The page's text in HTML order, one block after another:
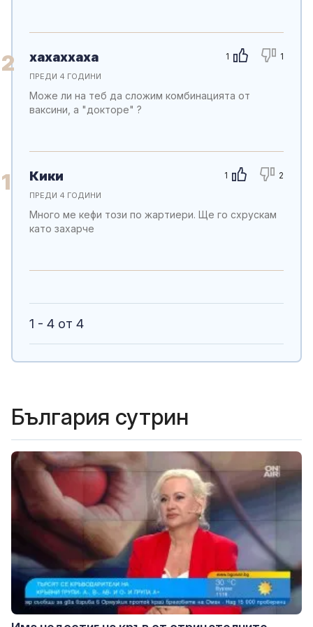
2 1 1
хахаххаха
ПРЕДИ 4 ГОДИНИ
Може ли на теб да сложим комбинацията от
ваксини, а "докторе" ?
1 1 2
Кики
ПРЕДИ 4 ГОДИНИ
Много ме кефи този по жартиери. Ще го схрускам
като захарче
1 - 4 от 4
България сутрин